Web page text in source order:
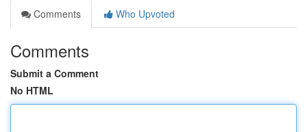
Comments
Who Upvoted
Comments
Submit a Comment
No HTML